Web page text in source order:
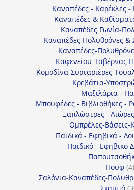
Καναπέδες - Καρέκλες
Καναπέδες &
Καναπέδες Γωνία-
Καναπέδες-Πολυθρόνες &
Καναπέδες-
Καφενείου-Ταβέρνας
Κομοδίνα-Συρταριέρες-
Κρεβάτια-
Μαξιλάρια -
Μπουφέδες - Βιβλιοθήκες -
Ξαπλώστρες -
Ομπρέλες-Βάσεις-
Παιδικά - Εφηβικά -
Παιδικό - Εφηβικό
Πουφ 44
Σαλόνια-Καναπέδες-
Σκαμπό